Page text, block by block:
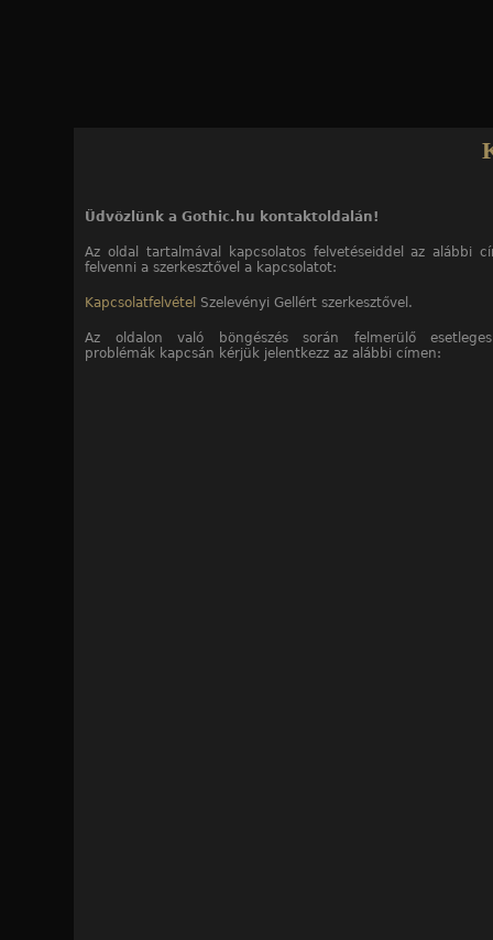
Üdvözlünk a Gothic.hu kontaktoldalán!
Az oldal tartalmával kapcsolatos felvetéseiddel az alábbi
felvenni a szerkesztővel a kapcsolatot:
Kapcsolatfelvétel Szelevényi Gellért szerkesztővel.
Az oldalon való böngészés során felmerülő
problémák kapcsán kérjük jelentkezz az alábbi címen: